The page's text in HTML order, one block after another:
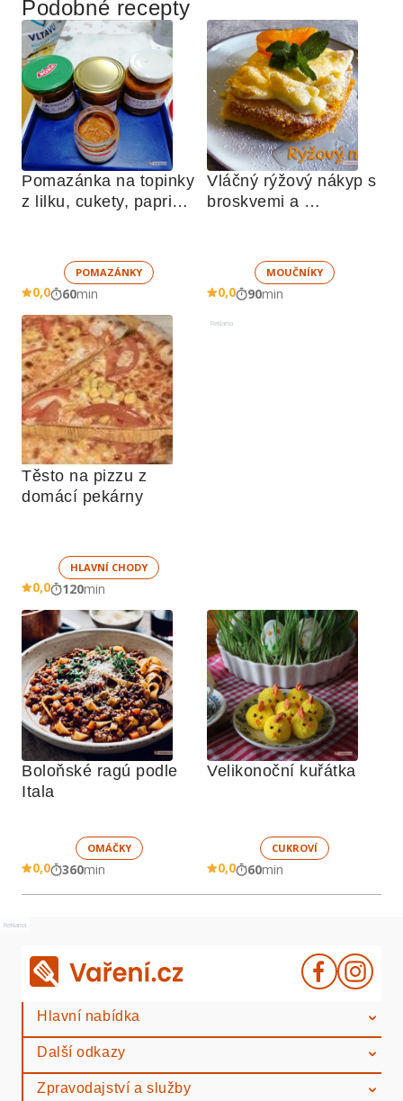
Podobné recepty
Pomazánka na topinky
z lilku, cukety, paprik,
POMAZÁNKY
0,0 60min
Vláčný rýžový nákyp s
broskvemi a
MOUČNÍKY
0,0 90min
Těsto na pizzu z
domácí pekárny
HLAVNÍ CHODY
0,0 120min
Reklama
Boloňské ragú podle
Itala
OMÁČKY
0,0 360min
Velikonoční kuřátka
CUKROVÍ
0,0 60min
Reklama
Hlavní nabídka
Další odkazy
Zpravodajství a služby